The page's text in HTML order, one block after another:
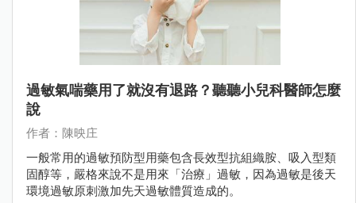
過敏氣喘藥用了就沒有退路？聽聽小兒科醫師怎麼
說
作者：陳映庄
一般常用的過敏預防型用藥包含長效型抗組織胺、吸入型類
固醇等，嚴格來說不是用來「治療」過敏，因為過敏是後天
環境過敏原刺激加先天過敏體質造成的。